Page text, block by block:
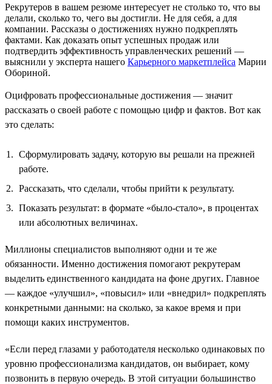
Рекрутеров в вашем резюме интересует не столько то, что вы
делали, сколько то, чего вы достигли. Не для себя, а для
компании. Рассказы о достижениях нужно подкреплять
фактами. Как доказать опыт успешных продаж или
подтвердить эффективность управленческих решений —
выяснили у эксперта нашего Карьерного маркетплейса Марии
Обориной.
Оцифровать профессиональные достижения — значит
рассказать о своей работе с помощью цифр и фактов. Вот как
это сделать:
Сформулировать задачу, которую вы решали на прежней
работе.
Рассказать, что сделали, чтобы прийти к результату.
Показать результат: в формате «было-стало», в процентах
или абсолютных величинах.
Миллионы специалистов выполняют одни и те же
обязанности. Именно достижения помогают рекрутерам
выделить единственного кандидата на фоне других. Главное
— каждое «улучшил», «повысил» или «внедрил» подкреплять
конкретными данными: на сколько, за какое время и при
помощи каких инструментов.
«Если перед глазами у работодателя несколько одинаковых по
уровню профессионализма кандидатов, он выбирает, кому
позвонить в первую очередь. В этой ситуации большинство